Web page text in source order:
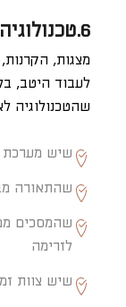
6.טכנולוגיה שעובדת בשקט
מצגות,
לעבוד היטב,
שהטכנולוגיה
שיש מערכת
שהתאורה
שהמסכים
לזרימה
שיש צוות